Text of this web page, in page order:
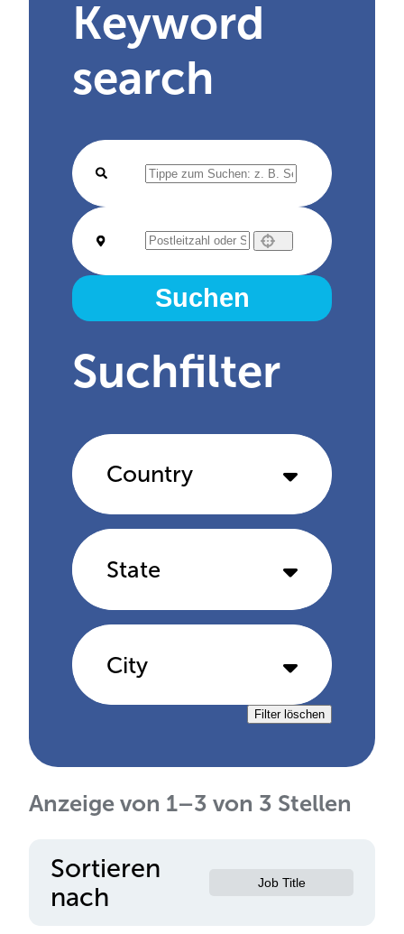
Keyword
search
Suchen
Suchfilter
Country
State
City
Filter löschen
Anzeige von 1–3 von 3 Stellen
Sortieren
nach
Job Title